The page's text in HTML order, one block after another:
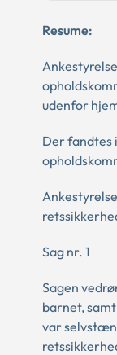
Resume:
udenfor
Der fandtes
Sag nr. 1
Sagen
barnet,
var